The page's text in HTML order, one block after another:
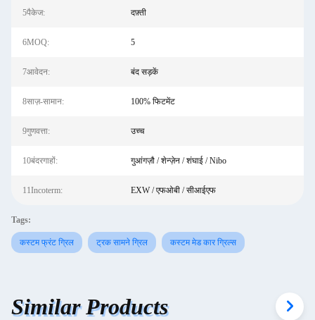
5पैकेज: दफ़्ती
6MOQ: 5
7आवेदन: बंद सड़कें
8साज़-सामान: 100% फिटमेंट
9गुणवत्ता: उच्च
10बंदरगाहों: गुआंगज़ौ / शेन्ज़ेन / शंघाई / Nibo
11Incoterm: EXW / एफओबी / सीआईएफ
Tags:
कस्टम फ्रंट ग्रिल ट्रक सामने ग्रिल कस्टम मेड कार ग्रिल्स
Similar Products